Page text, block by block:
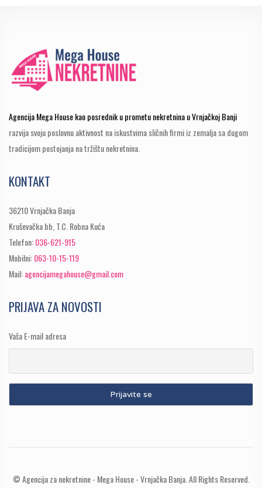
Agencija Mega House kao posrednik u prometu nekretnina u Vrnjačkoj Banji
razvija svoju poslovnu aktivnost na iskustvima sličnih firmi iz zemalja sa dugom
tradicijom postojanja na tržištu nekretnina.
KONTAKT
36210 Vrnjačka Banja
Kruševačka bb, T.C. Robna Kuća
Telefon:036-621-915
Mobilni:063-10-15-119
Mail:agencijamegahouse@gmail.com
PRIJAVA ZA NOVOSTI
Vaša E-mail adresa
© Agencija za nekretnine - Mega House - Vrnjačka Banja. All Rights Reserved.